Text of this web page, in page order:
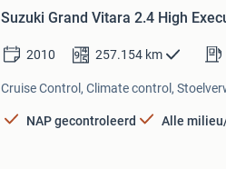
Suzuki Grand Vitara 2.4 High
2010 257.154 km
Cruise Control, Climate control,
NAP gecontroleerd Alle